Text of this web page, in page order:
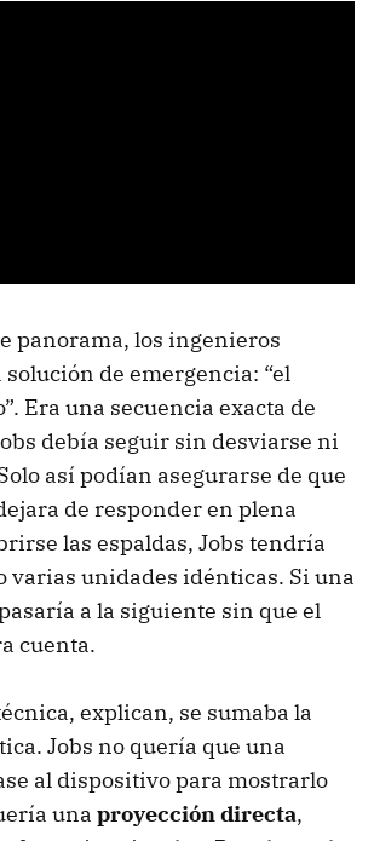
panorama, los ingenieros
de emergencia: “el
Era una secuencia exacta de
debía seguir sin desviarse ni
así podían asegurarse de que
de responder en plena
las espaldas, Jobs tendría
varias unidades idénticas. Si una
a la siguiente sin que el
cuenta.
explican, se sumaba la
Jobs no quería que una
al dispositivo para mostrarlo
una proyección directa,